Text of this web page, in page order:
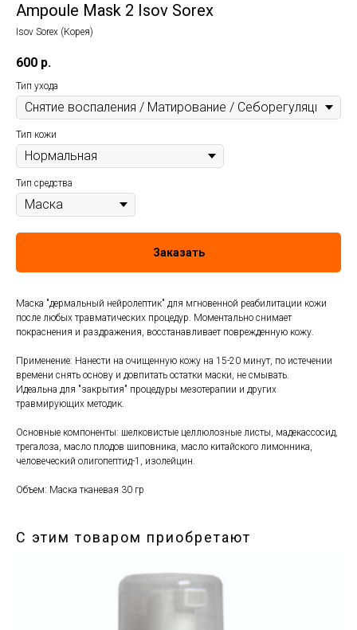
Ampoule Mask 2 Isov Sorex
Isov Sorex (Корея)
600 р.
Тип ухода
Тип кожи
Тип средства
Заказать
Маска "дермальный нейролептик" для мгновенной реабилитации кожи
после любых травматических процедур. Моментально снимает
покраснения и раздражения, восстанавливает поврежденную кожу.
Применение: Нанести на очищенную кожу на 15-20 минут, по истечении
времени снять основу и довпитать остатки маски, не смывать.
Идеальна для "закрытия" процедуры мезотерапии и других
травмирующих методик.
Основные компоненты: шелковистые целлюлозные листы, мадекассосид,
трегалоза, масло плодов шиповника, масло китайского лимонника,
человеческий олигопептид-1, изолейцин.
Объем: Маска тканевая 30 гр
С этим товаром приобретают